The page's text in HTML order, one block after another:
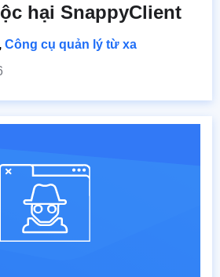
hại SnappyClient
, Công cụ quản lý từ xa